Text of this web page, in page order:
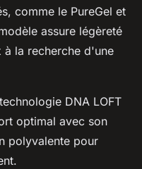
comme le PureGel et
assure légèreté
la recherche d'une
DNA LOFT
optimal avec son
polyvalente pour